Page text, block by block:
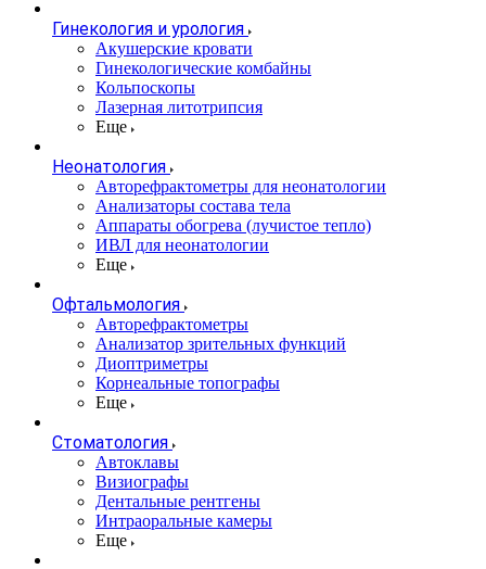
Гинекология и урология
Акушерские кровати
Гинекологические комбайны
Кольпоскопы
Лазерная литотрипсия
Еще
Неонатология
Авторефрактометры для неонатологии
Анализаторы состава тела
Аппараты обогрева (лучистое тепло)
ИВЛ для неонатологии
Еще
Офтальмология
Авторефрактометры
Анализатор зрительных функций
Диоптриметры
Корнеальные топографы
Еще
Стоматология
Автоклавы
Визиографы
Дентальные рентгены
Интраоральные камеры
Еще